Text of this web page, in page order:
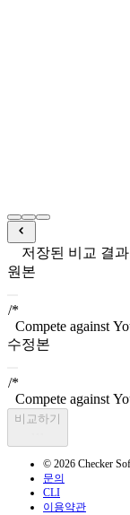
저장된 비교 결과
원본
수정본
비교하기
© 2026 Checker
문의
CLI
이용약관